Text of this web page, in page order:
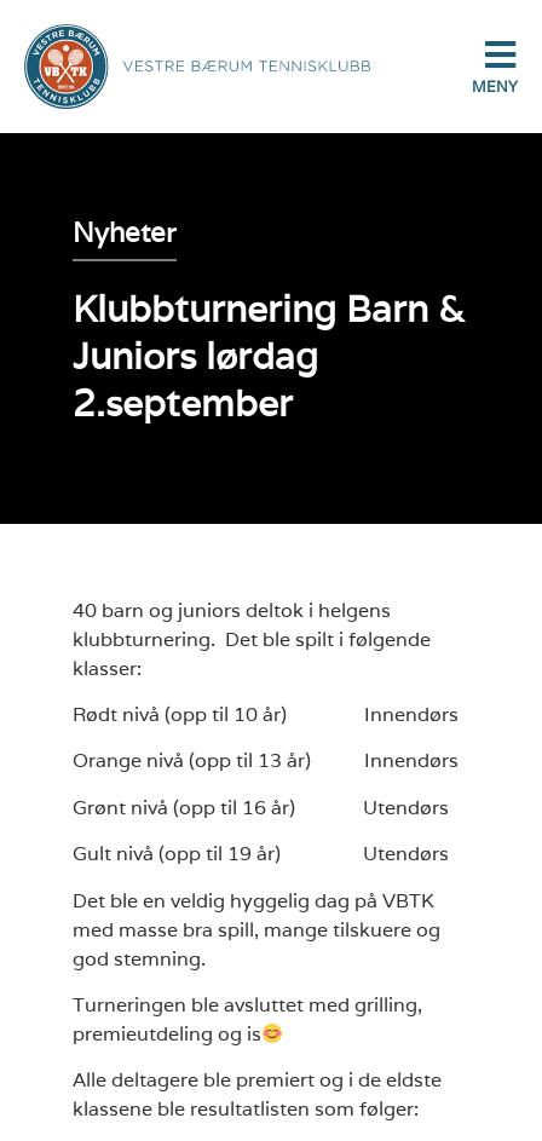
MENY
Nyheter
Klubbturnering Barn &
Juniors lørdag
2.september
40 barn og juniors deltok i helgens
klubbturnering. Det ble spilt i følgende
klasser:
Rødt nivå (opp til 10 år) Innendørs
Orange nivå (opp til 13 år) Innendørs
Grønt nivå (opp til 16 år) Utendørs
Gult nivå (opp til 19 år) Utendørs
Det ble en veldig hyggelig dag på VBTK
med masse bra spill, mange tilskuere og
god stemning.
Turneringen ble avsluttet med grilling,
premieutdeling og is
Alle deltagere ble premiert og i de eldste
klassene ble resultatlisten som følger: